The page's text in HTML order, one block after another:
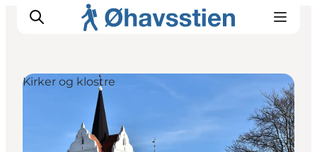
Inspiration
Vandreruter
Kirker og klostre